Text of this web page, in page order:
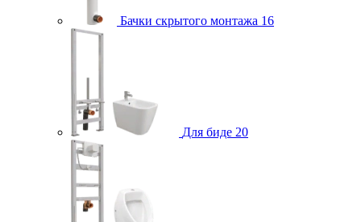
Бачки скрытого монтажа 16
Для биде 20